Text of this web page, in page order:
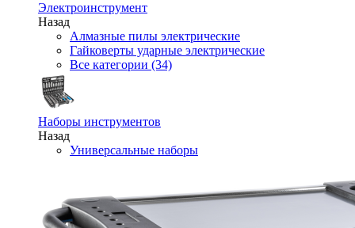
Электроинструмент
Назад
Алмазные пилы электрические
Гайковерты ударные электрические
Все категории (34)
Наборы инструментов
Назад
Универсальные наборы